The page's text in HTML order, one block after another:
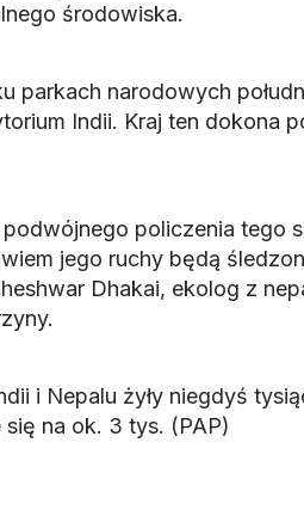
środowiska.
parkach narodowych
Indii. Kraj ten dokona
policzenia tego
jego ruchy będą
Dhakai, ekolog z
i Nepalu żyły niegdyś
na ok. 3 tys. (PAP)